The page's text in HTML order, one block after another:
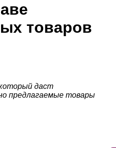
товаров
даст
предлагаемые товары